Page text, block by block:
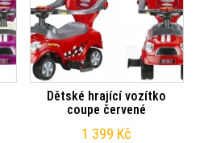
Dětské hrající vozítko
coupe červené
1 399 Kč